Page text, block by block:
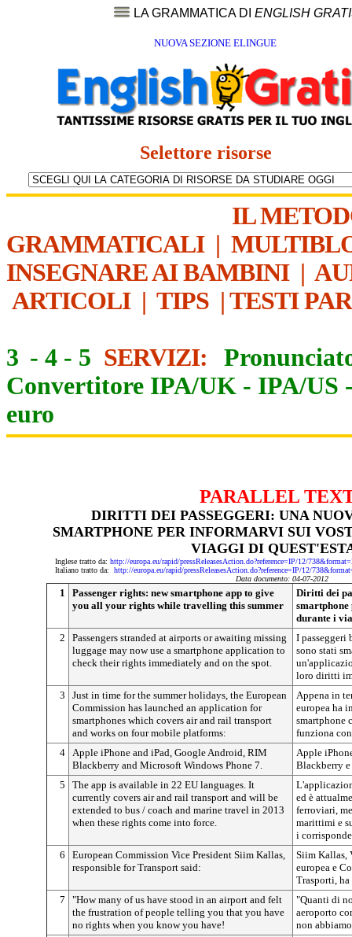
LA GRAMMATICA DI ENGLISH
NUOVA SEZIONE ELINGUE
Selettore risorse
IL
GRAMMATICALI|
INSEGNARE AI BAMBINI|
ARTICOLI| TIPS | TESTI
3 - 4 - 5 SERVIZI:
Convertitore IPA/UK - IPA/US
euro
PARALLEL
DIRITTI DEI PASSEGGERI: UNA
SMARTPHONE PER INFORMARVI SUI
VIAGGI DI
Inglese tratto da: http://europa.eu/rapid/pressReleasesAction.do?reference=IP/12/
Italiano tratto da: http://europa.eu/rapid/pressReleasesAction.do?reference=IP/12/
Data documento: 04-07-2012
1
Passenger rights: new smartphone app to give
you all your rights while travelling this summer
Diritti dei
durante i
2
Passengers stranded at airports or awaiting missing
luggage may now use a smartphone application to
check their rights immediately and on the spot.
I
sono stati
loro diritti
3
Just in time for the summer holidays, the European
Commission has launched an application for
smartphones which covers air and rail transport
and works on four mobile platforms:
Appena in
europea ha
smartphone
funziona
4
Apple iPhone and iPad, Google Android, RIM
Blackberry and Microsoft Windows Phone 7.
Apple
Blackberry
5
The app is available in 22 EU languages. It
currently covers air and rail transport and will be
extended to bus / coach and marine travel in 2013
when these rights come into force.
ed è
ferroviari,
marittimi e
i
6
European Commission Vice President Siim Kallas,
responsible for Transport said:
Siim Kallas,
europea e
Trasporti,
7
"How many of us have stood in an airport and felt
the frustration of people telling you that you have
no rights when you know you have!
"Quanti di
aeroporto
non